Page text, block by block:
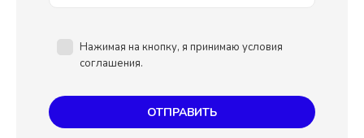
Нажимая на кнопку, я принимаю условия
соглашения.
ОТПРАВИТЬ